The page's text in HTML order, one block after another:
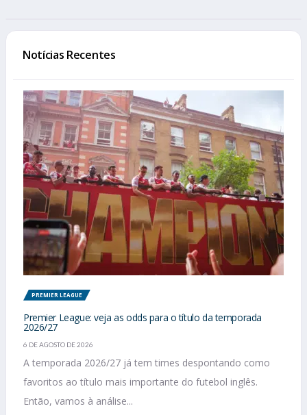
Notícias Recentes
PREMIER LEAGUE
Premier League: veja as odds para o título da temporada
2026/27
6 DE AGOSTO DE 2026
A temporada 2026/27 já tem times despontando como
favoritos ao título mais importante do futebol inglês.
Então, vamos à análise...